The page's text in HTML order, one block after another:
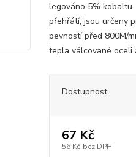
legováno 5% kobaltu
přehřátí, jsou určeny
pevností před 800M/
tepla válcované oceli
Dostupnost
67 Kč
56 Kč bez DPH